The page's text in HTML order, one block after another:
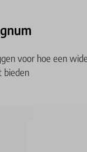
voor hoe een
bieden